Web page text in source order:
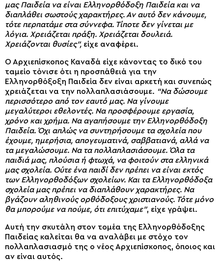
μας Παιδεία να είναι Ελληνορθόδοξη Παιδεία και να
διαπλάθει σωστούς χαρακτήρες. Αν αυτό δεν κάνουμε,
τότε περπατάμε στα σύννεφα. Τίποτε δεν γίνεται με
λόγια. Χρειάζεται πράξη. Χρειάζεται δουλειά.
Χρειάζονται θυσίες”, είχε αναφέρει.
Ο Αρχιεπίσκοπος Καναδά είχε κάνοντας το δικό του
ταμείο τόνισε ότι η προσπάθειά για την
Ελληνορθόξοξη Παιδεία δεν είναι αρκετή και συνεπώς
χρειάζεται να την πολλαπλασιάσουμε. “Να δώσουμε
περισσότερο από τον εαυτό μας. Να γίνουμε
μεγαλύτεροι εθελοντές. Να προσφέρουμε εργασία,
χρόνο και χρήμα. Να αγαπήσουμε την Ελληνορθόδοξη
Παιδεία. Όχι απλώς να συντηρήσουμε τα σχολεία που
έχουμε, ημερήσια, απογευματινά, σαββατιανά, αλλά να
τα μεγαλώσουμε. Να τα πολλαπλασιάσουμε. Όλα τα
παιδιά μας, πλούσια ή φτωχά, να φοιτούν στα ελληνικά
μας σχολεία. Ούτε ένα παιδί δεν πρέπει να είναι εκτός
των Ελληνορθοδόξων σχολείων. Και τα Ελληνορθόδοξα
σχολεία μας πρέπει να διαπλάθουν χαρακτήρες. Να
βγάζουν αληθινούς ορθόδοξους χριστιανούς. Τότε μόνο
θα μπορούμε να πούμε, ότι επιτύχαμε”, είχε γράψει.
Αυτή την σκυτάλη στον τομέα της Ελληνορθόδοξης
Παιδείας καλείται θα να αναλάβει με στόχο τον
πολλαπλασιασμό της ο νέος Αρχιεπίσκοπος, όποιος και
αν είναι αυτός.